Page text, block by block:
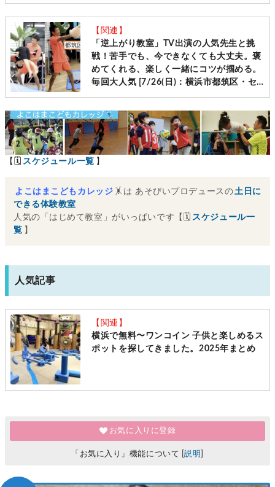
【関連】
「逆上がり教室」TV出演の人気先生と挑
戦！苦手でも、今できなくても大丈夫。褒
めてくれる、楽しく一緒にコツが掴める。
毎回大人気 [7/26(日)：横浜市都筑区・セ
【🗓 スケジュール一覧 】
よこはまこどもカレッジ 🤸は あそびいプロデュースの土日に
できる体験教室
人気の「はじめて教室」がいっぱいです【🗓 スケジュール一
覧 】
人気記事
【関連】
横浜で無料〜ワンコイン 子供と楽しめるス
ポットを探してきました。2025年まとめ
お気に入りに登録
「お気に入り」機能について [説明